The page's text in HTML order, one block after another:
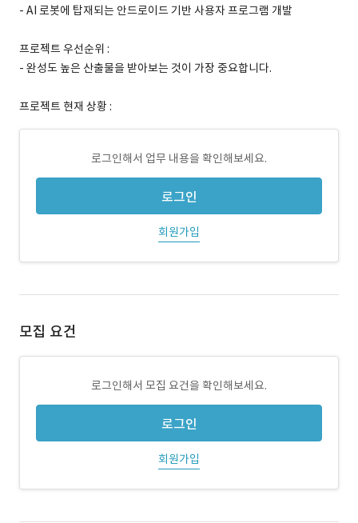
- AI 로봇에 탑재되는 안드로이드 기반 사용자 프로그램 개발
프로젝트 우선순위 :
- 완성도 높은 산출물을 받아보는 것이 가장 중요합니다.
프로젝트 현재 상황 :
로그인해서 업무 내용을 확인해보세요.
로그인
회원가입
모집 요건
로그인해서 모집 요건을 확인해보세요.
로그인
회원가입